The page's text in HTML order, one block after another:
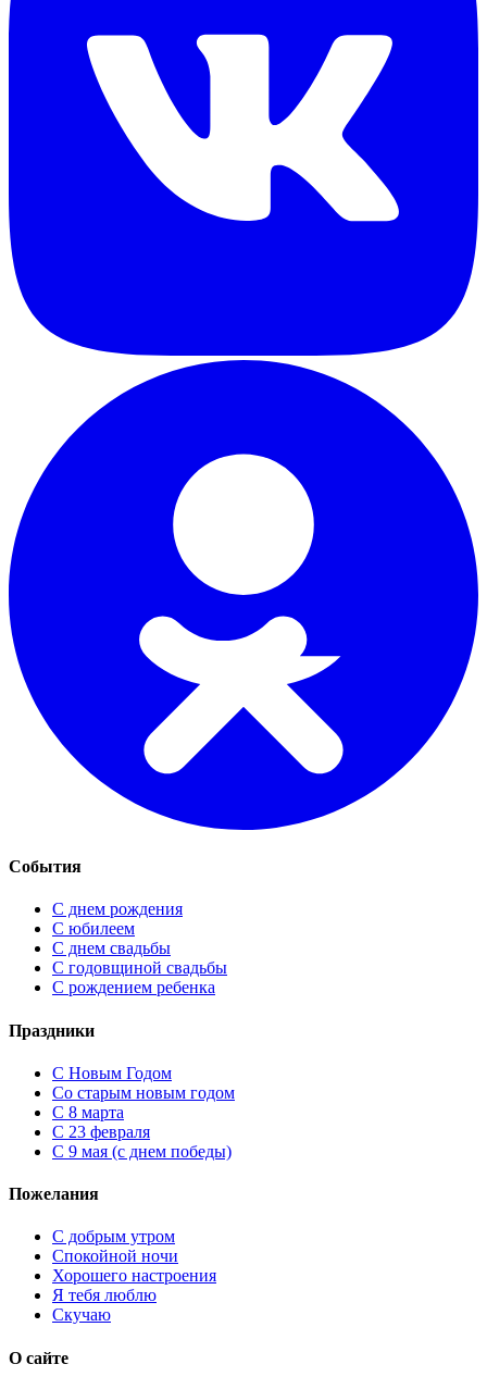
События
С днем рождения
С юбилеем
С днем свадьбы
С годовщиной свадьбы
С рождением ребенка
Праздники
C Новым Годом
Cо старым новым годом
С 8 марта
С 23 февраля
С 9 мая (с днем победы)
Пожелания
С добрым утром
Спокойной ночи
Хорошего настроения
Я тебя люблю
Скучаю
О сайте